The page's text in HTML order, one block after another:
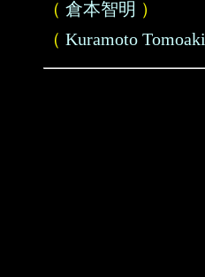
（ 倉本智明 ）
（ Kuramoto Tomoaki